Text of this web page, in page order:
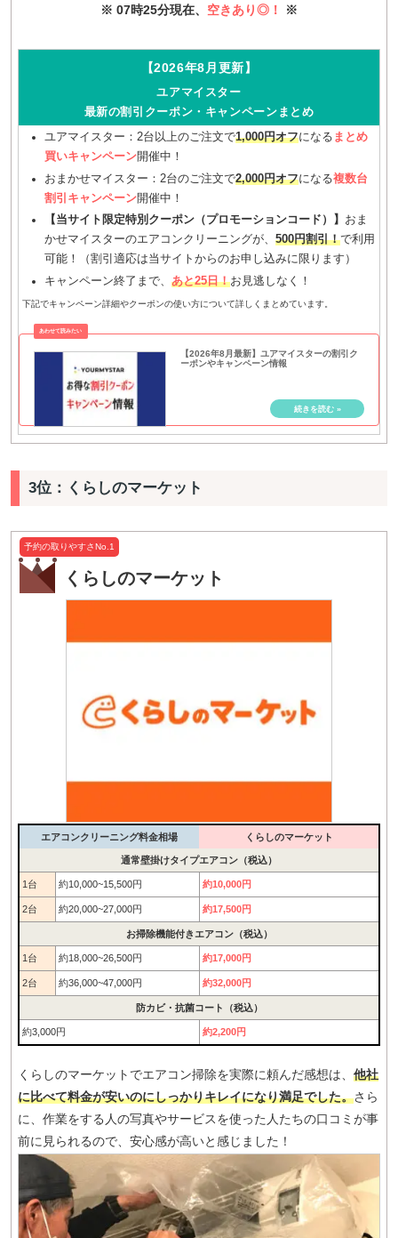
※ 07時25分現在、 空きあり◎！ ※
【2026年8月更新】
ユアマイスター
最新の割引クーポン・キャンペーンまとめ
ユアマイスター：2台以上のご注文で1,000円オフになる まとめ
買いキャンペーン開催中！
おまかせマイスター：2台のご注文で2,000円オフになる複数台
割引キャンペーン開催中！
【当サイト限定特別クーポン（プロモーションコード）】
おま
かせマイスターのエアコンクリーニングが、 500円割引！で利用
可能！（割引適応は当サイトからのお申し込みに限ります）
キャンペーン終了まで、 あと25日！お見逃しなく！
下記でキャンペーン詳細やクーポンの使い方について詳しくまとめています。
【2026年8月最新】ユアマイスターの割引ク
ーポンやキャンペーン情報
3位：くらしのマーケット
予約の取りやすさNo.1
くらしのマーケット
エアコンクリーニング料金相場 くらしのマーケット
通常壁掛けタイプエアコン（税込）
1台 約10,000~15,500円 約10,000円
2台 約20,000~27,000円 約17,500円
お掃除機能付きエアコン（税込）
1台 約18,000~26,500円 約17,000円
2台 約36,000~47,000円 約32,000円
防カビ・抗菌コート（税込）
約3,000円 約2,200円
くらしのマーケットでエアコン掃除を実際に頼んだ感想は、 他社
に比べて料金が安いのにしっかりキレイになり満足でした。さら
に、作業をする人の写真やサービスを使った人たちの口コミが事
前に見られるので、安心感が高いと感じました！